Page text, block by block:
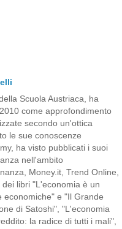
Scuola Austriaca, ha
come approfondimento
secondo un'ottica
le sue conoscenze
ha visto pubblicati i suoi
nell'ambito
Money.it, Trend Online,
libri "L'economia è un
economiche" e "Il Grande
di Satoshi", "L'economia
la radice di tutti i mali",